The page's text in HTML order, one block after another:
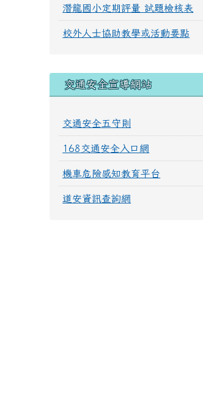
潛龍國小定期評量 試題檢核表
校外人士協助教學或活動要點
交通安全宣導網站
交通安全五守則
168交通安全入口網
機車危險感知教育平台
道安資訊查詢網